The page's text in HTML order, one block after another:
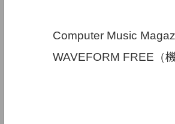
Computer Music
WAVEFORM FREE（